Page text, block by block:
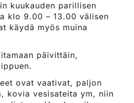
kuukauden parillisen
klo 9.00 – 13.00 välisen
käydä myös muina
päivittäin,
ovat vaativat, paljon
kovia vesisateita ym, niin